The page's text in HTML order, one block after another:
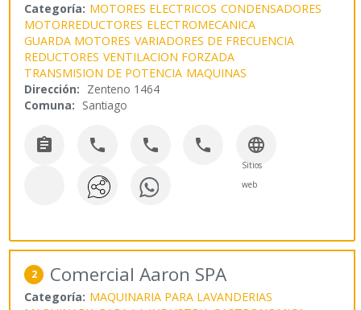
Categoría: MOTORES ELECTRICOS CONDENSADORES
MOTORREDUCTORES ELECTROMECANICA
GUARDA MOTORES VARIADORES DE FRECUENCIA
REDUCTORES VENTILACION FORZADA
TRANSMISION DE POTENCIA MAQUINAS
Dirección: Zenteno 1464
Comuna: Santiago
    
Sitios
web
2 Comercial Aaron SPA
Categoría: MAQUINARIA PARA LAVANDERIAS